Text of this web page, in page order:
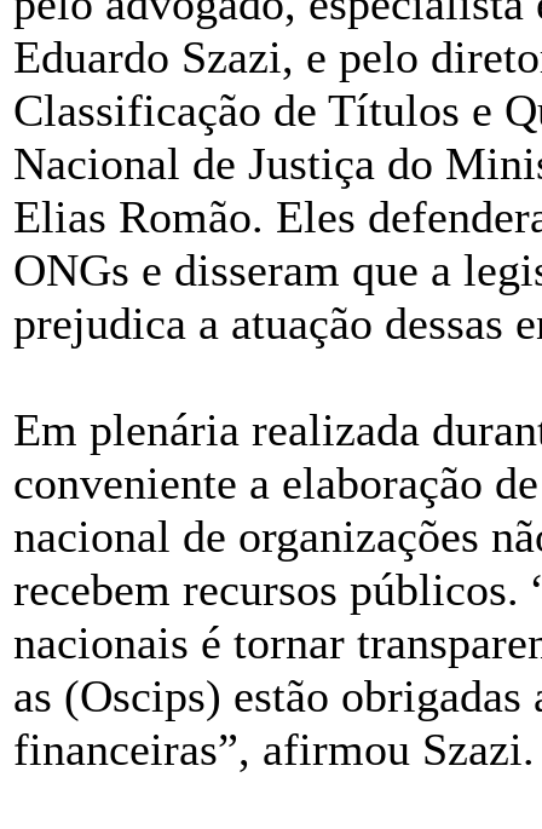
Eduardo Szazi, e pelo
Classificação de Títulos e
Nacional de Justiça do
Elias Romão. Eles
ONGs e disseram que a
prejudica a atuação dessas
Em plenária realizada
conveniente a elaboração
nacional de organizações
recebem recursos públicos.
nacionais é tornar
as (Oscips) estão
financeiras”, afirmou Szazi.